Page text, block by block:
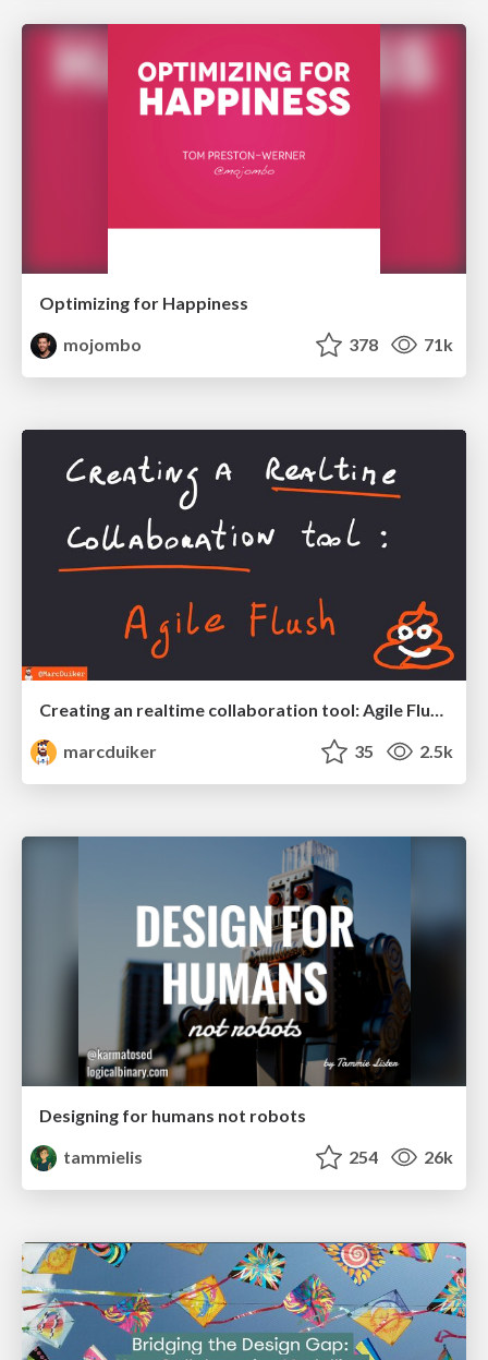
Optimizing for Happiness
mojombo
378 71k
Creating an realtime collaboration tool: Agile Flush - .NET Oxford
marcduiker
35 2.5k
Designing for humans not robots
tammielis
254 26k